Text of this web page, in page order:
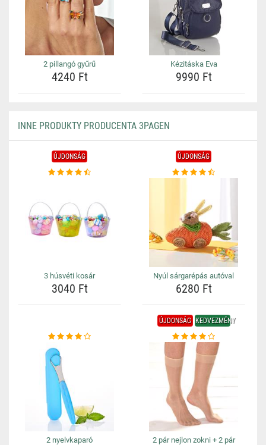
2 pillangó gyűrű
4240 Ft
Kézitáska Eva
9990 Ft
INNE PRODUKTY PRODUCENTA 3PAGEN
ÚJDONSÁG
3 húsvéti kosár
3040 Ft
ÚJDONSÁG
Nyúl sárgarépás autóval
6280 Ft
2 nyelvkaparó
ÚJDONSÁG KEDVEZMÉNY
2 pár nejlon zokni + 2 pár